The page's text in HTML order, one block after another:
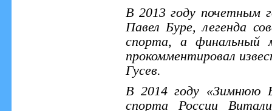
В 2013 году почетным
Павел Буре, легенда
спорта, а финальный
прокомментировал
Гусев.
В 2014 году «Зимнюю
спорта России